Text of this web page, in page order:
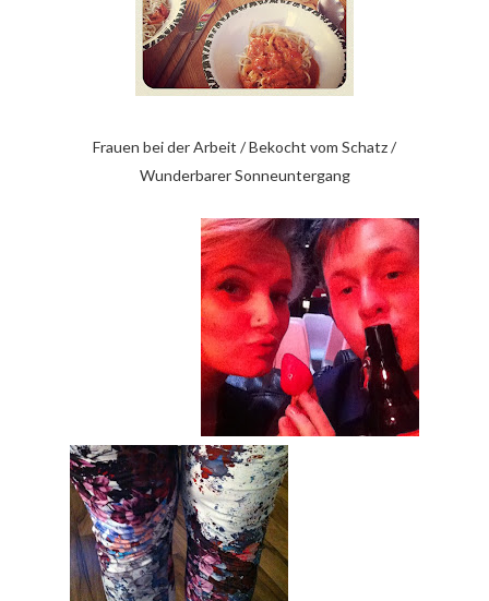
Frauen bei der Arbeit / Bekocht vom Schatz /
Wunderbarer Sonneuntergang